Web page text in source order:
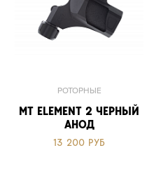
РОТОРНЫЕ
MT ELEMENT 2 ЧЕРНЫЙ
АНОД
13 200 РУБ